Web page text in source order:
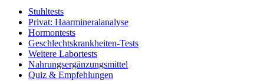
Stuhltests
Privat: Haarmineralanalyse
Hormontests
Geschlechtskrankheiten-Tests
Weitere Labortests
Nahrungsergänzungsmittel
Quiz & Empfehlungen